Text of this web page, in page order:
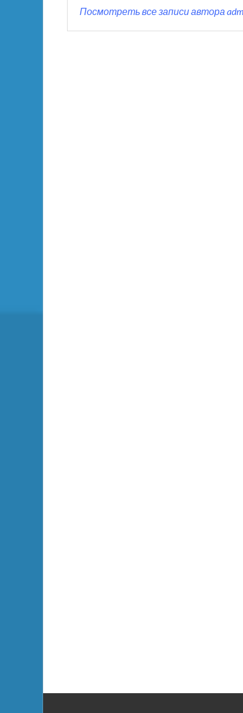
Посмотреть все записи автора